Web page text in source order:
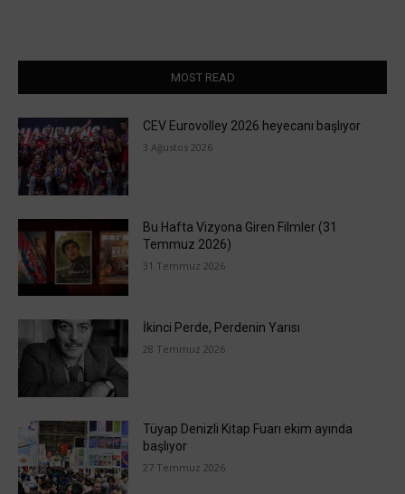
MOST READ
CEV Eurovolley 2026 heyecanı başlıyor
3 Ağustos 2026
Bu Hafta Vizyona Giren Filmler (31
Temmuz 2026)
31 Temmuz 2026
İkinci Perde, Perdenin Yarısı
28 Temmuz 2026
Tüyap Denizli Kitap Fuarı ekim ayında
başlıyor
27 Temmuz 2026